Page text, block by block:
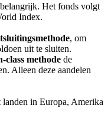
Het fonds volgt
Index.
, om
uit te sluiten.
class methode de
Alleen deze aandelen
in Europa, Amerika